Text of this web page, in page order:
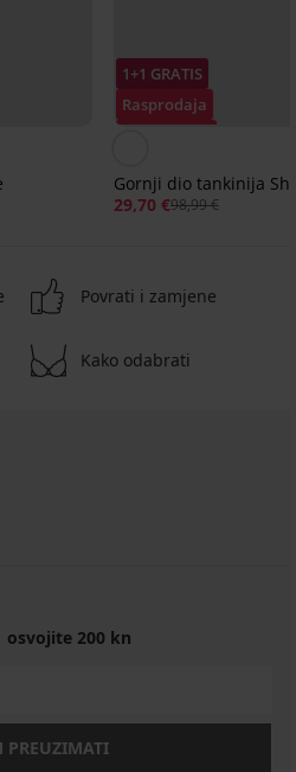
1+1 GRATIS
Rasprodaja
Gornji dio tankinija
29,70 €98,99 €
Povrati i zamjene
Kako odabrati
osvojite 200 kn
PREUZIMATI